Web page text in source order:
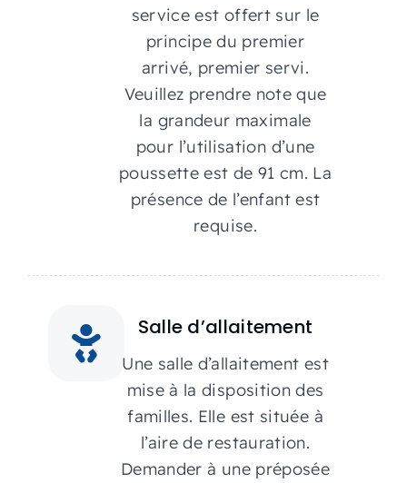
service est offert sur le
principe du premier
arrivé, premier servi.
Veuillez prendre note que
la grandeur maximale
pour l’utilisation d’une
poussette est de 91 cm. La
présence de l’enfant est
requise.
Salle d’allaitement
Une salle d’allaitement est
mise à la disposition des
familles. Elle est située à
l’aire de restauration.
Demander à une préposée